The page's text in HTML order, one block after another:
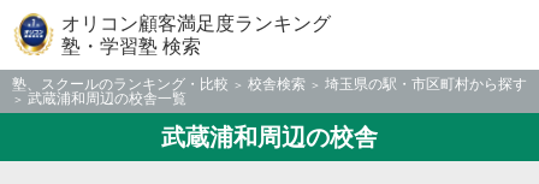
オリコン顧客満足度ランキング
塾・学習塾 検索
塾、スクールのランキング・比較 校舎検索
埼玉県の駅・市区町村から探す
武蔵浦和周辺の校舎一覧
武蔵浦和周辺の校舎